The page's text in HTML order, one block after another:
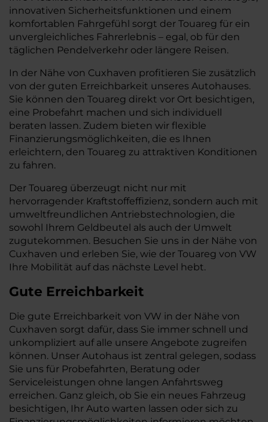
innovativen Sicherheitsfunktionen und einem
komfortablen Fahrgefühl sorgt der Touareg für ein
unvergleichliches Fahrerlebnis – egal, ob für den
täglichen Pendelverkehr oder längere Reisen.
In der Nähe von Cuxhaven profitieren Sie zusätzlich
von der guten Erreichbarkeit unseres Autohauses.
Sie können den Touareg direkt vor Ort besichtigen,
eine Probefahrt machen und sich individuell
beraten lassen. Zudem bieten wir flexible
Finanzierungsmöglichkeiten, die es Ihnen
erleichtern, den Touareg zu attraktiven Konditionen
zu fahren.
Der Touareg überzeugt nicht nur mit
hervorragender Kraftstoffeffizienz, sondern auch mit
umweltfreundlichen Antriebstechnologien, die
sowohl Ihrem Geldbeutel als auch der Umwelt
zugutekommen. Besuchen Sie uns in der Nähe von
Cuxhaven und erleben Sie, wie der Touareg von VW
Ihre Mobilität auf das nächste Level hebt.
Gute Erreichbarkeit
Die gute Erreichbarkeit von VW in der Nähe von
Cuxhaven sorgt dafür, dass Sie immer schnell und
unkompliziert auf alle unsere Angebote zugreifen
können. Unser Autohaus ist zentral gelegen, sodass
Sie uns für Probefahrten, Beratung oder
Serviceleistungen ohne langen Anfahrtsweg
erreichen. Ganz gleich, ob Sie ein neues Fahrzeug
besichtigen, Ihr Auto warten lassen oder sich zu